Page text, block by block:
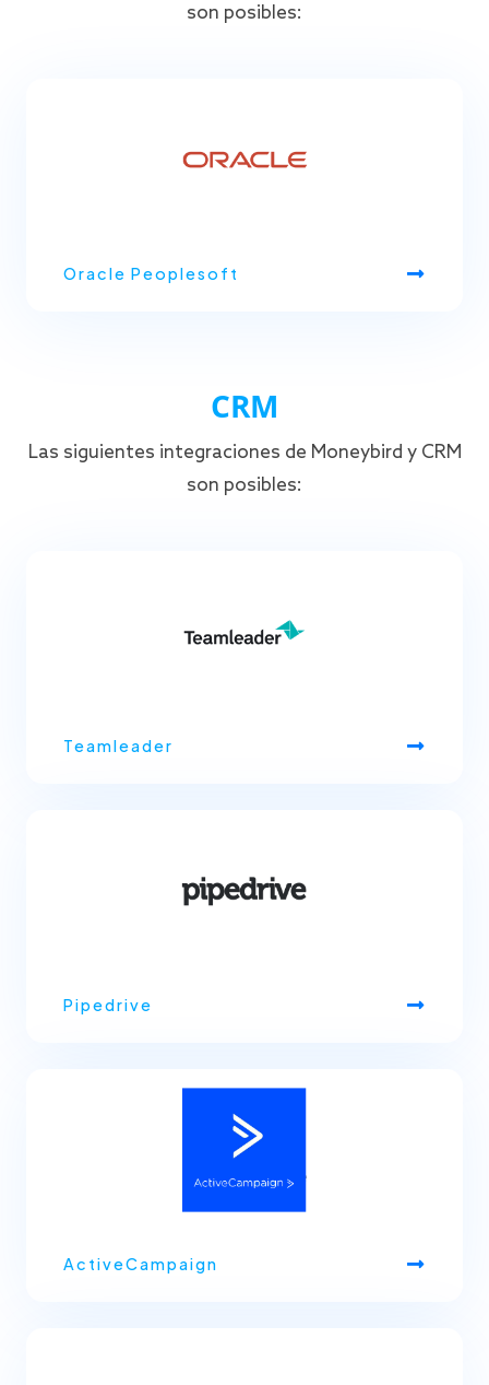
son posibles:
Oracle Peoplesoft
CRM
Las siguientes integraciones de Moneybird y CRM
son posibles:
Teamleader
Pipedrive
ActiveCampaign